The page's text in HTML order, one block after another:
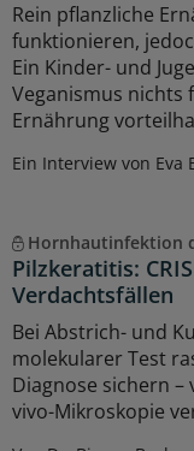
Rein pflanzliche
funktionieren,
Ein Kinder- und
Veganismus nichts
Ernährung
Ein Interview von Eva
Hornhautinfektion
Pilzkeratitis:
Verdachtsfällen
Bei Abstrich- und
molekularer Test
Diagnose sichern
vivo-Mikroskopie